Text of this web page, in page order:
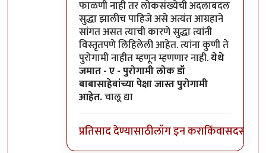
फाळणी नाही तर लोकसंख्येची अदलाबदल
सुद्धा झालीच पाहिजे असे अत्यंत आग्रहाने
सांगत असत त्याची कारणे सुद्धा त्यांनी
विस्तृतपणे लिहिलेली आहेत. त्यांना कुणी ते
पुरोगामी नाहीत म्हणून म्हणणार नाही.येथे
जमात - ए - पुरोगामी लोक डॉ
बाबासाहेबांच्या पेक्षा जास्त पुरोगामी
आहेत.चालू द्या
प्रतिसाद देण्यासाठीलॉग इन कराकिंवासदस्य व्हा